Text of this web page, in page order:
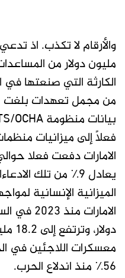
مليون دولار من
فعلاً إلى ميزانيات
يعادل ٩٪ من تلك
الميزانية الإنسانية
معسكرات اللاجئين في
٥٦٪ منذ اندلاع الحرب.